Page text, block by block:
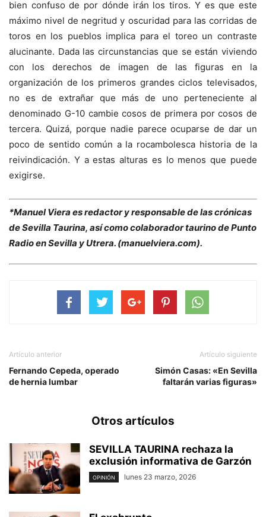
bien confuso de por dónde irán los tiros. Y es que este
máximo nivel de negritud y oscuridad para las corridas de
toros en los pueblos implica para el toreo un contraste
alucinante. Dada las circunstancias que se están viviendo
con los derechos de imagen de las figuras en la
organización de los primeros grandes ciclos televisados,
no es de extrañar que más de uno perteneciente al
denominado G-10 cambie cosos de primera por cosos de
tercera. Quizá, porque nadie parece ocuparse de dar un
poco de sentido común a la rocambolesca historia de la
reivindicación. Y a estas alturas es lo menos que puede
exigirse.
*Manuel Viera es redactor y responsable de las crónicas
de Sevilla Taurina, así como colaborador taurino de Punto
Radio en Sevilla y Utrera. (manuelviera.com).
Artículo anterior
Fernando Cepeda, operado
de hernia lumbar
Artículo siguiente
Simón Casas: «En Sevilla
faltarán varias figuras»
Otros artículos
SEVILLA TAURINA rechaza la
exclusión informativa de Garzón
OPINIÓN lunes 23 marzo, 2026